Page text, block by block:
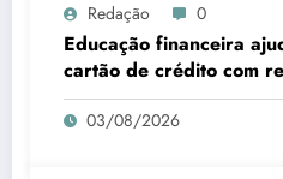
Redação 0
Educação financeira
cartão de crédito com
03/08/2026